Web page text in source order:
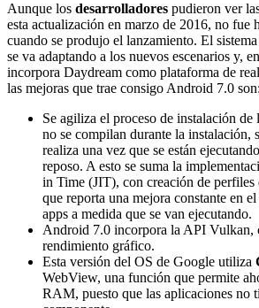
Aunque los desarrolladores pudieron ver
esta actualización en marzo de 2016, no fue
cuando se produjo el lanzamiento. El
se va adaptando a los nuevos escenarios y,
incorpora Daydream como plataforma de
las mejoras que trae consigo Android 7.0 son:
Se agiliza el proceso de instalación de
no se compilan durante la instalación,
realiza una vez que se están
reposo. A esto se suma la
in Time (JIT), con creación de perfiles
que reporta una mejora constante en
apps a medida que se van ejecutando.
Android 7.0 incorpora la API Vulkan,
rendimiento gráfico.
Esta versión del OS de Google utiliza
WebView, una función que permite
RAM, puesto que las aplicaciones no